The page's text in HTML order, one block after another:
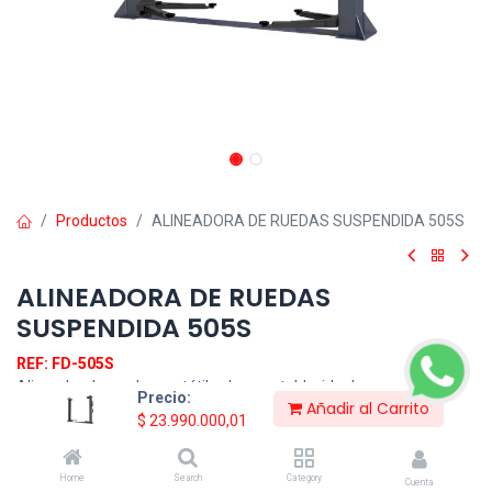
Precio:
$ 23.990.000,01
Añadir al Carrito
Home Search Category Cuenta
Productos ALINEADORA DE RUEDAS SUSPENDIDA 505S
ALINEADORA DE RUEDAS
SUSPENDIDA 505S
REF: FD-505S
Alineador de ruedas portátil y desmontable, ideal para vehículos
livianos. Compatible con elevadores de 2 postes, permite
optimizar espacio y mejorar la productividad del taller, facilitando
procesos rápidos y eficientes que aumentan la rentabilidad.